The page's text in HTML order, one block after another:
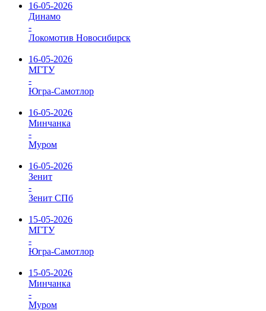
16-05-2026
Динамо
-
Локомотив Новосибирск
16-05-2026
МГТУ
-
Югра-Самотлор
16-05-2026
Минчанка
-
Муром
16-05-2026
Зенит
-
Зенит СПб
15-05-2026
МГТУ
-
Югра-Самотлор
15-05-2026
Минчанка
-
Муром